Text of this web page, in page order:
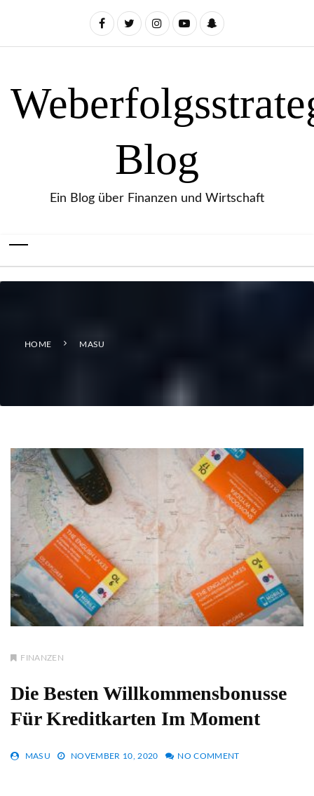
Blog
Ein Blog über Finanzen und Wirtschaft
HOME MASU
FINANZEN
Die Besten Willkommensbonusse
Für Kreditkarten Im Moment
MASU NOVEMBER 10, 2020 NO COMMENT